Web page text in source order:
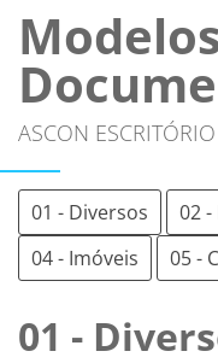
ASCON
01 - Diversos 02
04 - Imóveis
05 -
01 -